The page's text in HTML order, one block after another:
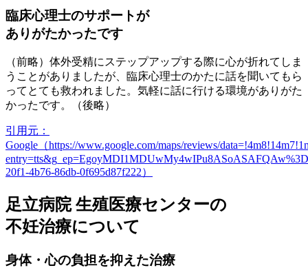
臨床心理士のサポートが
ありがたかったです
（前略）体外受精にステップアップする際に心が折れてしま
うことがありましたが、臨床心理士のかたに話を聞いてもら
ってとても救われました。気軽に話に行ける環境がありがた
かったです。（後略）
引用元：
Google（https://www.google.com/maps/reviews/
20f1-4b76-86db-0f695d87f222）
足立病院 生殖医療センターの
不妊治療について
身体・心の負担を抑えた治療